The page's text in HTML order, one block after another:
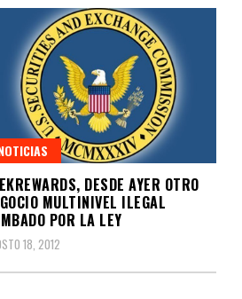
DESDE AYER OTRO
MULTINIVEL ILEGAL
POR LA LEY
18, 2012